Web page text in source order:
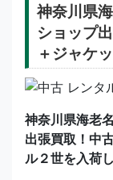
神奈川県
ショップ
＋ジャケ
神奈川県海老
出張買取！中
ル２世を入荷